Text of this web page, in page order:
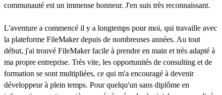
communauté est un immense honneur. J'en suis très reconnaissant.
L'aventure a commencé il y a longtemps pour moi, qui travaille avec
la plateforme FileMaker depuis de nombreuses années. Au tout
début, j'ai trouvé FileMaker facile à prendre en main et très adapté à
ma propre entreprise. Très vite, les opportunités de consulting et de
formation se sont multipliées, ce qui m'a encouragé à devenir
développeur à plein temps. Pour quelqu'un sans diplôme en